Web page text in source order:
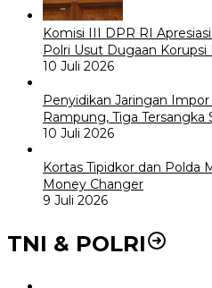
Komisi III DPR RI
Polri Usut Dugaan Korupsi
10 Juli 2026
Penyidikan Jaringan
Rampung, Tiga Tersangka
10 Juli 2026
Kortas Tipidkor dan Polda
Money Changer
9 Juli 2026
TNI & POLRI